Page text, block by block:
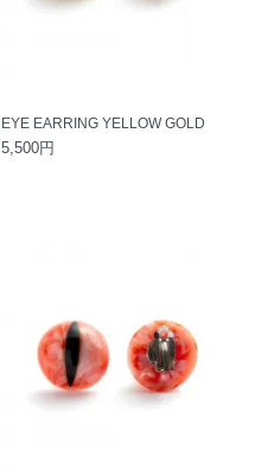
EYE EARRING YELLOW GOLD
5,500円